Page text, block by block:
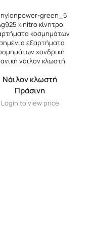
Νάιλον κλωστή
Πράσινη
Login to view price